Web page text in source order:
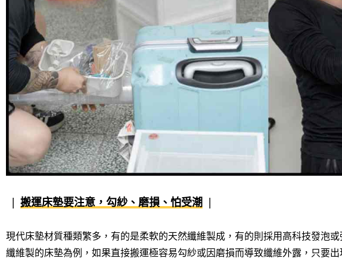
搬運床墊要注意，勾紗、磨損、怕受潮
現代床墊材質種類繁多，有的是柔軟的天然纖維製成，有的則採用高科技發泡
纖維製的床墊為例，如果直接搬運極容易勾紗或因磨損而導致纖維外露，只要